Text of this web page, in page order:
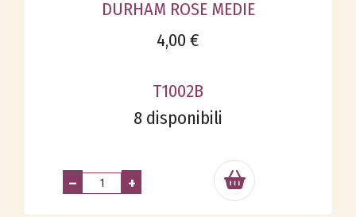
DURHAM ROSE MEDIE
4,00 €
T1002B
8 disponibili
– +